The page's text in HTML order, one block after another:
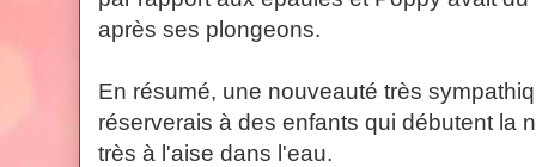
après ses plongeons.
En résumé, une nouveauté très
réserverais à des enfants qui débutent la
très à l'aise dans l'eau.